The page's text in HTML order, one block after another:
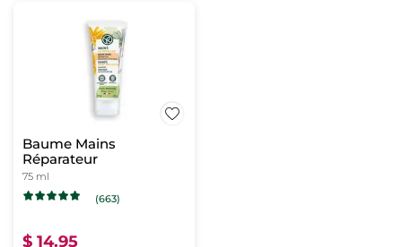
Baume Mains
Réparateur
75 ml
(663)
$ 14.95